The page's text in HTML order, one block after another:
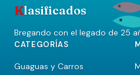
Klasificados
Bregando con el legado de 25
CATEGORÍAS
Guaguas y Carros